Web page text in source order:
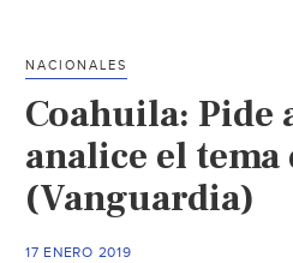
NACIONALES
Coahuila: Pide
analice el
(Vanguardia)
17 ENERO 2019